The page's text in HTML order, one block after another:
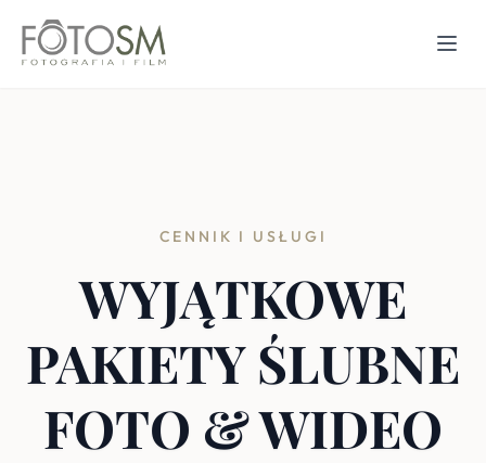
CENNIK I USŁUGI
WYJĄTKOWE
PAKIETY ŚLUBNE
FOTO & WIDEO